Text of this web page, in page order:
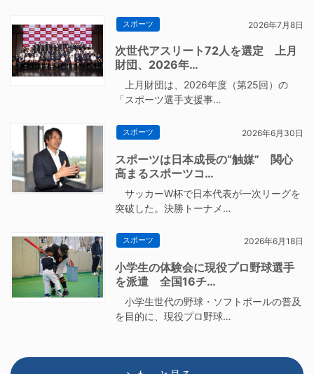
スポーツ 2026年7月8日
次世代アスリート72人を選定 上月
財団、2026年…
上月財団は、2026年度（第25回）の
「スポーツ選手支援事…
スポーツ 2026年6月30日
スポーツは日本成長の“触媒” 関心
高まるスポーツコ…
サッカーW杯で日本代表が一次リーグを
突破した。決勝トーナメ…
スポーツ 2026年6月18日
小学生の体験会に現役プロ野球選手
を派遣 全国16チ…
小学生世代の野球・ソフトボールの普及
を目的に、現役プロ野球…